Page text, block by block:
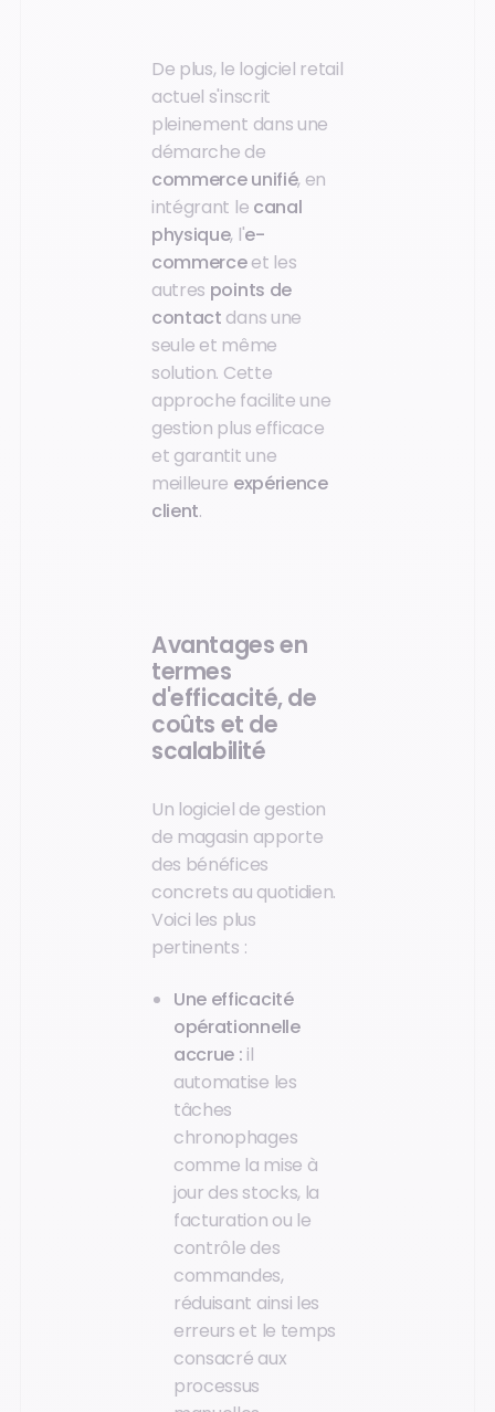
De plus, le logiciel retail
actuel s'inscrit
pleinement dans une
démarche de
commerce unifié, en
intégrant le canal
physique, l'e-
commerceet les
autres points de
contact dans une
seule et même
solution. Cette
approche facilite une
gestion plus efficace
et garantit une
meilleure expérience
client.
Avantages en
termes
d'efficacité, de
coûts et de
scalabilité
Un logiciel de gestion
de magasin apporte
des bénéfices
concrets au quotidien.
Voici les plus
pertinents :
Une efficacité
opérationnelle
accrue : il
automatise les
tâches
chronophages
comme la mise à
jour des stocks, la
facturation ou le
contrôle des
commandes,
réduisant ainsi les
erreurs et le temps
consacré aux
processus